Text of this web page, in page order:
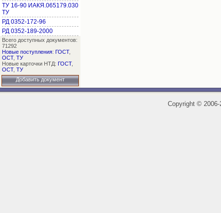
ТУ 16-90 ИАКЯ.065179.030
ТУ
РД 0352-172-96
РД 0352-189-2000
Всего доступных документов:
71292
Новые поступления: ГОСТ,
ОСТ, ТУ
Новые карточки НТД: ГОСТ,
ОСТ, ТУ
Добавить документ
Copyright ©